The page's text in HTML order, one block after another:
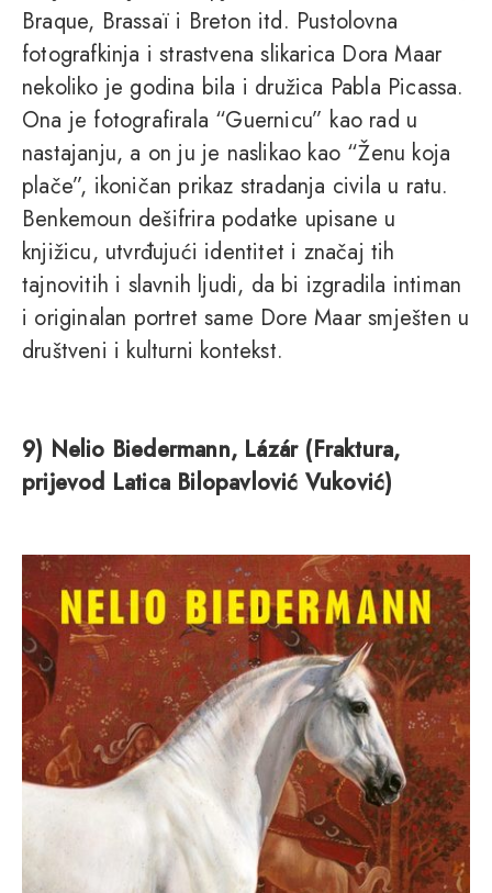
Braque, Brassaï i Breton itd. Pustolovna
fotografkinja i strastvena slikarica Dora Maar
nekoliko je godina bila i družica Pabla Picassa.
Ona je fotografirala “Guernicu” kao rad u
nastajanju, a on ju je naslikao kao “Ženu koja
plače”, ikoničan prikaz stradanja civila u ratu.
Benkemoun dešifrira podatke upisane u
knjižicu, utvrđujući identitet i značaj tih
tajnovitih i slavnih ljudi, da bi izgradila intiman
i originalan portret same Dore Maar smješten u
društveni i kulturni kontekst.
9) Nelio Biedermann, Lázár (Fraktura,
prijevod Latica Bilopavlović Vuković)